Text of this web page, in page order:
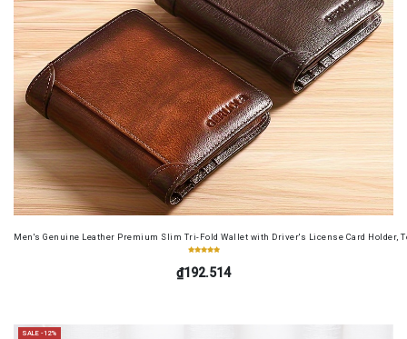
Men's Genuine Leather Premium Slim Tri-Fold Wallet with Driver's License Card Holder,
₫192.514
SALE -12%